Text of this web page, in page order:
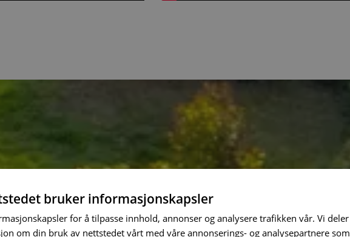
bruker informasjonskapsler
for å tilpasse innhold, annonser og analysere trafikken vår. Vi deler
om din bruk av nettstedet vårt med våre annonserings- og analysepartnere som